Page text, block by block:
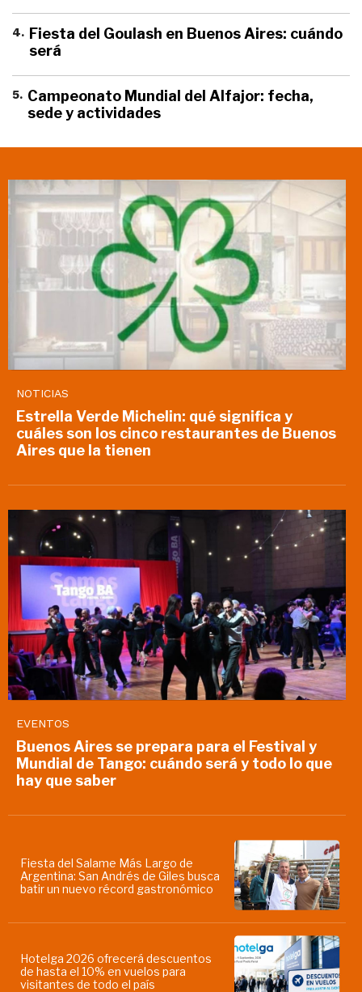
4. Fiesta del Goulash en Buenos Aires: cuándo
será
5. Campeonato Mundial del Alfajor: fecha,
sede y actividades
NOTICIAS
Estrella Verde Michelin: qué significa y
cuáles son los cinco restaurantes de Buenos
Aires que la tienen
EVENTOS
Buenos Aires se prepara para el Festival y
Mundial de Tango: cuándo será y todo lo que
hay que saber
Fiesta del Salame Más Largo de
Argentina: San Andrés de Giles busca
batir un nuevo récord gastronómico
Hotelga 2026 ofrecerá descuentos
de hasta el 10% en vuelos para
visitantes de todo el país